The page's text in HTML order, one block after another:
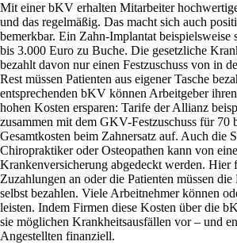
Mit einer bKV erhalten Mitarbeiter
und das regelmäßig. Das macht sich auch
bemerkbar. Ein Zahn-Implantat beispielsweise
bis 3.000 Euro zu Buche. Die gesetzliche
bezahlt davon nur einen Festzuschuss von in
Rest müssen Patienten aus eigener Tasche
entsprechenden bKV können Arbeitgeber
hohen Kosten ersparen: Tarife der Allianz
zusammen mit dem GKV-Festzuschuss für 70
Gesamtkosten beim Zahnersatz auf. Auch die
Chiropraktiker oder Osteopathen kann von
Krankenversicherung abgedeckt werden. Hier
Zuzahlungen an oder die Patienten müssen
selbst bezahlen. Viele Arbeitnehmer können
leisten. Indem Firmen diese Kosten über die
sie möglichen Krankheitsausfällen vor – und
Angestellten finanziell.